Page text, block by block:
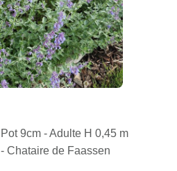
Pot 9cm - Adulte H 0,45 m
- Chataire de Faassen